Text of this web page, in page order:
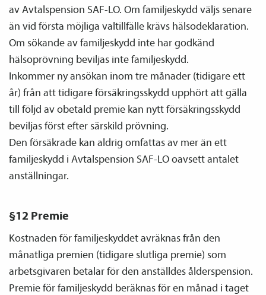
av Avtals­pension SAF-LO. Om familje­skydd väljs senare
än vid första möjliga valtillfälle krävs hälsodeklaration.
Om sökande av familje­skydd inte har godkänd
hälsoprövning beviljas inte familje­skydd.
Inkommer ny ansökan inom tre månader (tidigare ett
år) från att tidigare försäkringsskydd upphört att gälla
till följd av obetald premie kan nytt försäkringsskydd
beviljas först efter särskild prövning.
Den försäkrade kan aldrig omfattas av mer än ett
familje­skydd i Avtals­pension SAF-LO oavsett antalet
anställningar.
§12 Premie
Kostnaden för familje­skyddet avräknas från den
månatliga premien (tidigare slutliga premie) som
arbetsgivaren betalar för den anställdes ålders­pension.
Premie för familje­skydd beräknas för en månad i taget